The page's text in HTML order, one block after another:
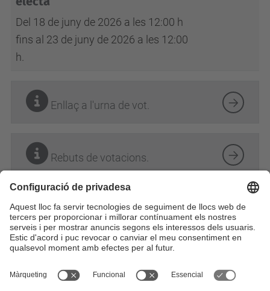
Del 18 de juny de 2026 a les 12:00 h
fins al 23 de juny de 2026 a les 12:00
h.
Enllaç a l'urna de vot.
Rebuts de votacions.
Director/a de departament
Àmbit: suport institucional
Categoria: govern i representació